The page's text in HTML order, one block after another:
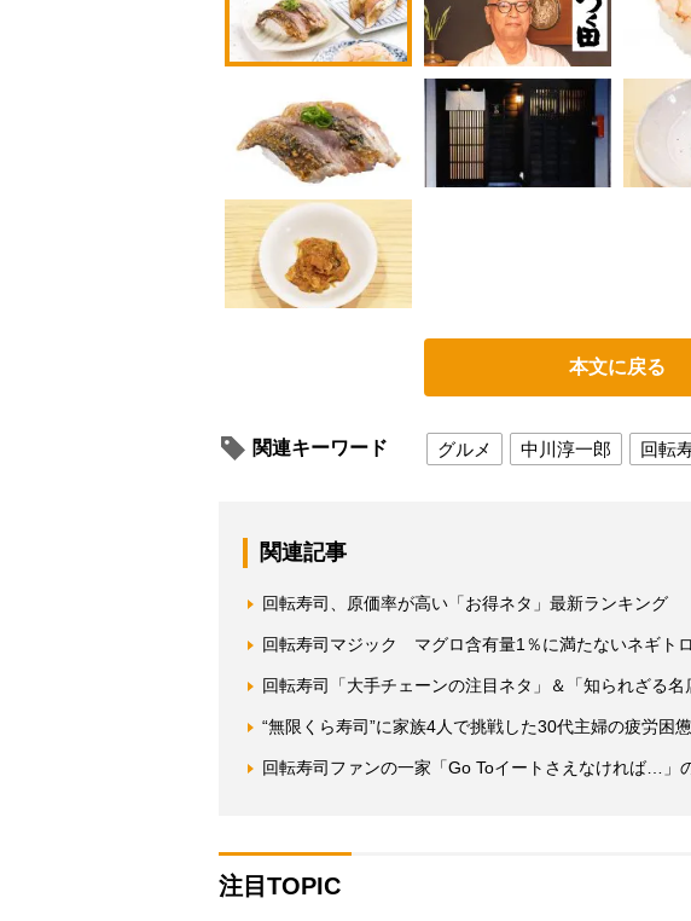
本文に戻る
関連キーワード グルメ 中川淳一郎 回転
関連記事
回転寿司、原価率が高い「お得ネタ」最新ランキング
回転寿司マジック マグロ含有量1％に満たないネギト
回転寿司「大手チェーンの注目ネタ」＆「知られざる名
“無限くら寿司”に家族4人で挑戦した30代主婦の疲労困憊
回転寿司ファンの一家「Go Toイートさえなければ…」
注目TOPIC